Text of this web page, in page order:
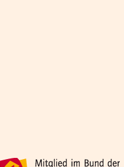
oder die „Mutprobe“ des Jahres